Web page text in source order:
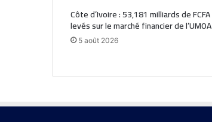
Côte d’Ivoire : 53,181 milliards de FCFA
levés sur le marché financier de l’UMOA
5 août 2026